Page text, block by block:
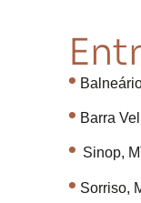
•
• Barra
• Sinop,
• Sorriso,